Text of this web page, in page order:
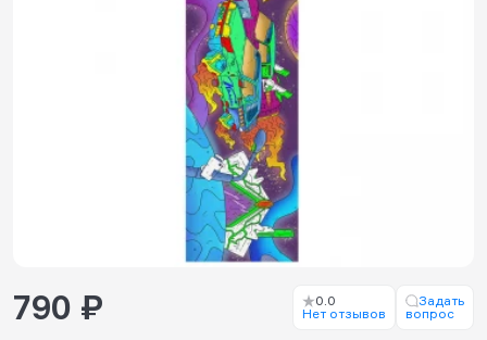
790 ₽
0.0
Нет отзывов
Задать
вопрос